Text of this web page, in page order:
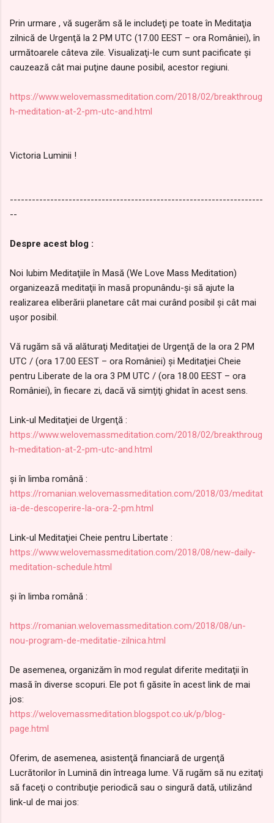
Prin urmare , vă sugerăm să le includeţi pe toate în Meditaţia
zilnică de Urgenţă la 2 PM UTC (17.00 EEST – ora României), în
următoarele câteva zile. Visualizaţi-le cum sunt pacificate şi
cauzează cât mai puţine daune posibil, acestor regiuni.
https://www.welovemassmeditation.com/2018/02/breakthroug
h-meditation-at-2-pm-utc-and.html
Victoria Luminii !
---------------------------------------------------------------------
--
Despre acest blog :
Noi Iubim Meditaţiile în Masă (We Love Mass Meditation)
organizează meditaţii în masă propunându-şi să ajute la
realizarea eliberării planetare cât mai curând posibil şi cât mai
uşor posibil.
Vă rugăm să vă alăturaţi Meditaţiei de Urgenţă de la ora 2 PM
UTC / (ora 17.00 EEST – ora României) şi Meditaţiei Cheie
pentru Liberate de la ora 3 PM UTC / (ora 18.00 EEST – ora
României), în fiecare zi, dacă vă simţiţi ghidat în acest sens.
Link-ul Meditaţiei de Urgenţă :
https://www.welovemassmeditation.com/2018/02/breakthroug
h-meditation-at-2-pm-utc-and.html
şi în limba română :
https://romanian.welovemassmeditation.com/2018/03/meditat
ia-de-descoperire-la-ora-2-pm.html
Link-ul Meditaţiei Cheie pentru Libertate :
https://www.welovemassmeditation.com/2018/08/new-daily-
meditation-schedule.html
şi în limba română :
https://romanian.welovemassmeditation.com/2018/08/un-
nou-program-de-meditatie-zilnica.html
De asemenea, organizăm în mod regulat diferite meditaţii în
masă în diverse scopuri. Ele pot fi găsite în acest link de mai
jos:
https://welovemassmeditation.blogspot.co.uk/p/blog-
page.html
Oferim, de asemenea, asistenţă financiară de urgenţă
Lucrătorilor în Lumină din întreaga lume. Vă rugăm să nu ezitaţi
să faceţi o contribuţie periodică sau o singură dată, utilizând
link-ul de mai jos: